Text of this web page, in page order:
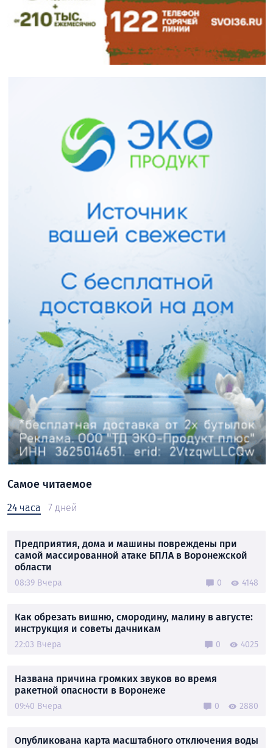
Самое читаемое
24 часа 7 дней
Предприятия, дома и машины повреждены при
самой массированной атаке БПЛА в Воронежской
области
08:39 Вчера 0 4148
Как обрезать вишню, смородину, малину в августе:
инструкция и советы дачникам
22:03 Вчера 0 4025
Названа причина громких звуков во время
ракетной опасности в Воронеже
09:40 Вчера 0 2880
Опубликована карта масштабного отключения воды